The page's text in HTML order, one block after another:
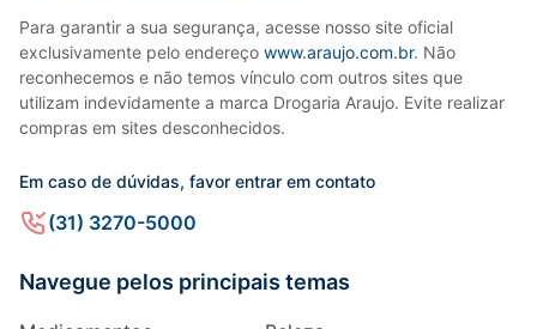
Para garantir a sua segurança, acesse nosso site oficial
exclusivamente pelo endereço www.araujo.com.br. Não
reconhecemos e não temos vínculo com outros sites que
utilizam indevidamente a marca Drogaria Araujo. Evite realizar
compras em sites desconhecidos.
Em caso de dúvidas, favor entrar em contato
(31) 3270-5000
Navegue pelos principais temas